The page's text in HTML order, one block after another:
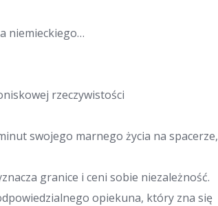
niemieckiego…
rzeczywistości
swojego marnego życia na spacerze,
granice i ceni sobie niezależność.
opiekuna, który zna się